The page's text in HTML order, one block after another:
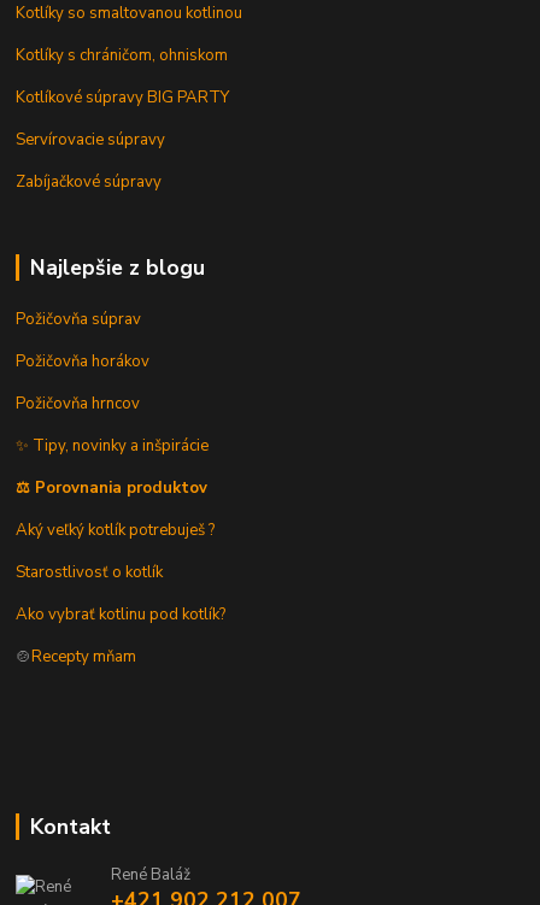
Kotlíky so smaltovanou kotlinou
Kotlíky s chráničom, ohniskom
Kotlíkové súpravy BIG PARTY
Servírovacie súpravy
Zabíjačkové súpravy
Najlepšie z blogu
Požičovňa súprav
Požičovňa horákov
Požičovňa hrncov
✨ Tipy, novinky a inšpirácie
⚖️ Porovnania produktov
Aký veľký kotlík potrebuješ ?
Starostlivosť o kotlík
Ako vybrať kotlinu pod kotlík?
🍲Recepty mňam
Kontakt
René Baláž